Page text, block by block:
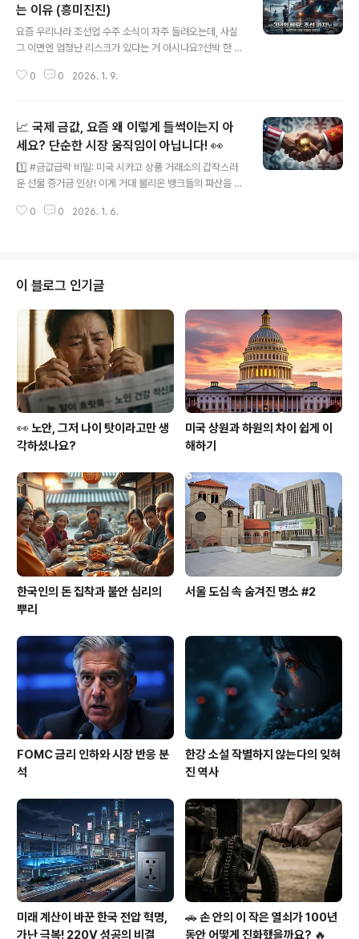
인프라 혁명이었습니다.그 결과, 전력 손실은 획기적으로
줄고, 반도체, AI, 전기차 등 고전력을 요구하는 첨단 산업
의 발판이 마련되었습니다. 현재 대한민국 경제 성장의 든
한 투자 의지가 국가의 미래를 어떻게 바꿀 수 있는지 보여
는 이유 (흥미진진)
요즘 우리나라 조선업 수주 소식이 자주 들려오는데, 사실
그 이면엔 엄청난 리스크가 있다는 거 아시나요?선박 한 척
그사이 환율이나 철강값이 뛰면 적자가 나기 일쑤라고 하
유합니다.마지막에 핵잠수함 관련한 한미 협력 이야기는
정말 흥미롭네요. 우리나라 기술력이 대단하긴 합니다. 함
께 읽어보시죠. 한국 조선업: 카지노를 넘어선 전략적 승부
- 어머넷 블로그선박을 만드는 나라는 전 세계적으로 단 세
입니다. 과거 해양 강국이었던 영국, 미국, 독일은 이 거대
0 0 2026. 1. 9.
📈 국제 금값, 요즘 왜 이렇게 들썩이는지 아
세요? 단순한 시장 움직임이 아닙니다! 👀
1️⃣ #금값급락 비밀: 미국 시카고 상품 거래소의 갑작스러
운 선물 증거금 인상! 이게 거대 불리온 뱅크들의 파산을 막
리오까지 엮여있다고 합니다... 2️⃣ 서방의 '종이 금' vs 동
금값 조작을 멈추기 어려울까? 대선 앞두고 돈 풀기 유혹은
더 커지고, 서방 은행들의 실물 금 부족은 심각해지는 상황!
이 모든 것이 글로벌 #통화전쟁 의 서막입니다. 💸 미래 투
자 전략, 지금부터 바꿔야 합니다. 자세한 내용은 블로그에
서 확인하세요! 금값 급락과 반등: 미..
0 0 2026. 1. 6.
이 블로그 인기글
👀 노안, 그저 나이 탓이라고만 생
각하셨나요?
미국 상원과 하원의 차이 쉽게 이
해하기
한국인의 돈 집착과 불안 심리의
뿌리
서울 도심 속 숨겨진 명소 #2
FOMC 금리 인하와 시장 반응 분
석
한강 소설 작별하지 않는다의 잊혀
진 역사
미래 계산이 바꾼 한국 전압 혁명,
가난 극복! 220V 성공의 비결
🚗 손 안의 이 작은 열쇠가 100년
동안 어떻게 진화했을까요? 🔥